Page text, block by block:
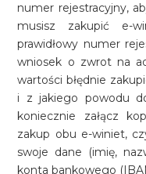
numer rejestracyjny,
musisz zakupić e-
prawidłowy numer
wniosek o zwrot na
wartości błędnie
i z jakiego powodu
koniecznie załącz
zakup obu e-winiet,
swoje dane (imię,
konta bankowego